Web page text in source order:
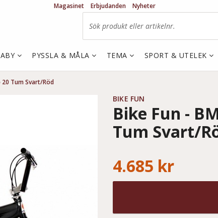
20 Tum Svart/Röd
BIKE FUN
Bike Fun -
Tum Svart/
4.685 kr
Magasinet Erbjudanden
Nyheter
PYSSLA & MÅLA TEMA SPORT & UTELEK